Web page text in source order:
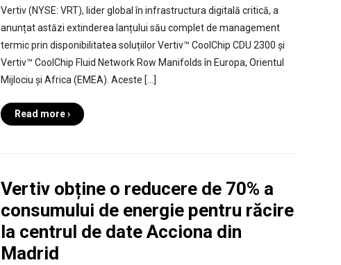
Vertiv (NYSE: VRT), lider global în infrastructura digitală critică, a
anunțat astăzi extinderea lanțului său complet de management
termic prin disponibilitatea soluțiilor Vertiv™ CoolChip CDU 2300 și
Vertiv™ CoolChip Fluid Network Row Manifolds în Europa, Orientul
Mijlociu și Africa (EMEA). Aceste […]
Read more ›
Vertiv obține o reducere de 70% a
consumului de energie pentru răcire
la centrul de date Acciona din
Madrid